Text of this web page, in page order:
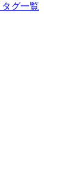
タグ一覧